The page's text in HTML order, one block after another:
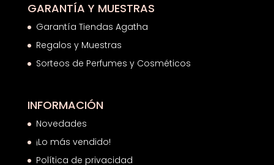
GARANTÍA Y MUESTRAS
Garantía Tiendas Agatha
Regalos y Muestras
Sorteos de Perfumes y Cosméticos
INFORMACIÓN
Novedades
¡Lo más vendido!
Política de privacidad